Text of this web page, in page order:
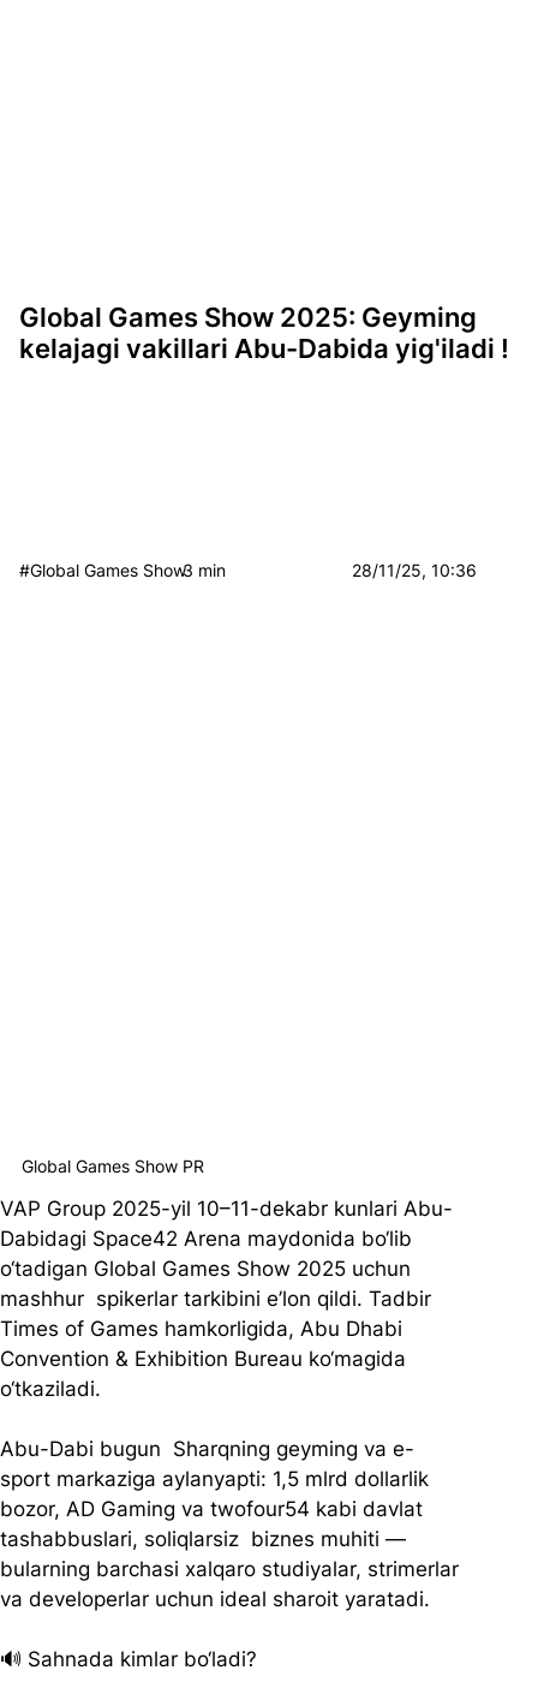
Global Games Show 2025: Geyming
kelajagi vakillari Abu-Dabida yig'iladi !
#Global Games Show3 min 28/11/25, 10:36
VAP Group 2025-yil 10–11-dekabr kunlari Abu-
Dabidagi Space42 Arena maydonida bo‘lib
o‘tadigan Global Games Show 2025 uchun
mashhur  spikerlar tarkibini e’lon qildi. Tadbir
Times of Games hamkorligida, Abu Dhabi
Convention & Exhibition Bureau ko‘magida
o‘tkaziladi.
Abu-Dabi bugun  Sharqning geyming va e-
sport markaziga aylanyapti: 1,5 mlrd dollarlik
bozor, AD Gaming va twofour54 kabi davlat
tashabbuslari, soliqlarsiz  biznes muhiti —
bularning barchasi xalqaro studiyalar, strimerlar
va developerlar uchun ideal sharoit yaratadi.
🔊 Sahnada kimlar bo‘ladi?
Global Games Show PR